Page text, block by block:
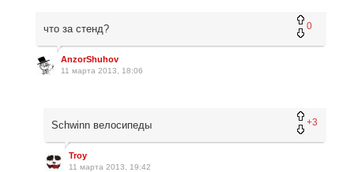
0
что за стенд?
AnzorShuhov
11 марта 2013, 18:06
+3
Schwinn велосипеды
Troy
11 марта 2013, 19:42